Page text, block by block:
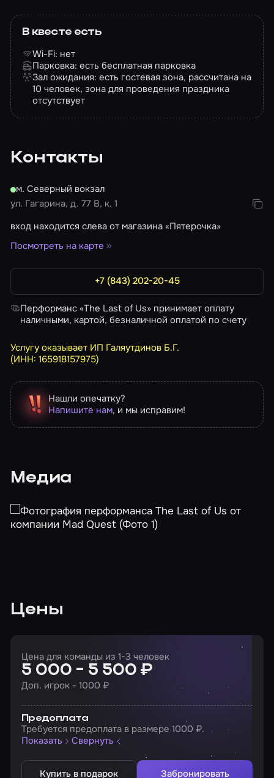
В квесте есть
Wi-Fi: нет
Парковка: есть бесплатная парковка
Зал ожидания: есть гостевая зона, рассчитана на
10 человек, зона для проведения праздника
отсутствует
Контакты
м. Северный вокзал
ул. Гагарина, д. 77 В, к. 1
вход находится слева от магазина «Пятерочка»
Посмотреть на карте
+7 (843) 202-20-45
Перформанс «The Last of Us» принимает оплату
наличными, картой, безналичной оплатой по счету
Услугу оказывает ИП Галяутдинов Б.Г.
(ИНН: 165918157975)
Нашли опечатку?
Напишите нам, и мы исправим!
Медиа
Цены
Цена для команды из 1-3 человек
5 000 - 5 500 ₽
Доп. игрок - 1000 ₽
Предоплата
Требуется предоплата в размере 1000 ₽.
Показать
Свернуть
Купить в подарок Забронировать